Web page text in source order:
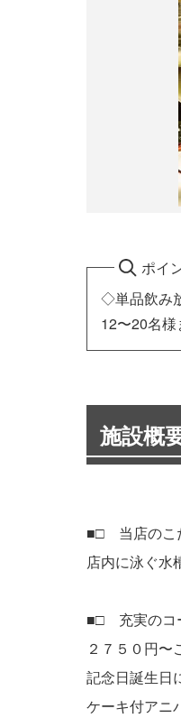
ポイ
◇単品飲み
12〜20名
施設概
■□ 当店のこ
店内に泳ぐ水
■□ 充実の
２７５０円
記念日誕生日
ケーキ付ア